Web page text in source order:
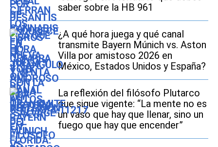
saber sobre la HB 961
¿A qué hora juega y qué canal
transmite Bayern Múnich vs. Aston
Villa por amistoso 2026 en
México, Estados Unidos y España?
La reflexión del filósofo Plutarco
que sigue vigente: “La mente no es
un vaso que hay que llenar, sino un
fuego que hay que encender”